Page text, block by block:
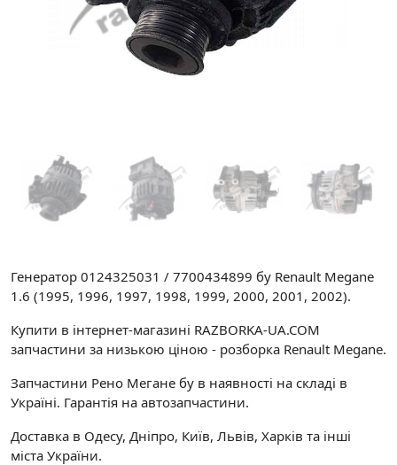
Генератор 0124325031 / 7700434899 бу Renault Megane
1.6 (1995, 1996, 1997, 1998, 1999, 2000, 2001, 2002).
Купити в інтернет-магазині RAZBORKA-UA.COM
запчастини за низькою ціною - розборка Renault Megane.
Запчастини Рено Мегане бу в наявності на складі в
Україні. Гарантія на автозапчастини.
Доставка в Одесу, Дніпро, Київ, Львів, Харків та інші
міста України.